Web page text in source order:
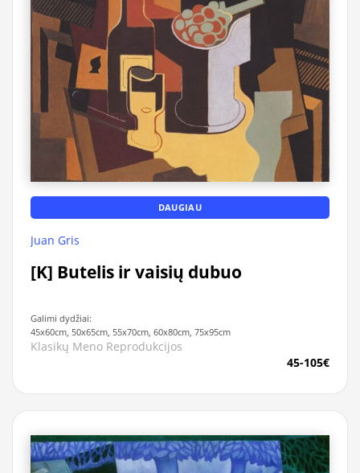
DAUGIAU
Juan Gris
[K] Butelis ir vaisių dubuo
Galimi dydžiai:
45x60cm, 50x65cm, 55x70cm, 60x80cm, 75x95cm
Klasikų Meno Reprodukcijos
45-105€